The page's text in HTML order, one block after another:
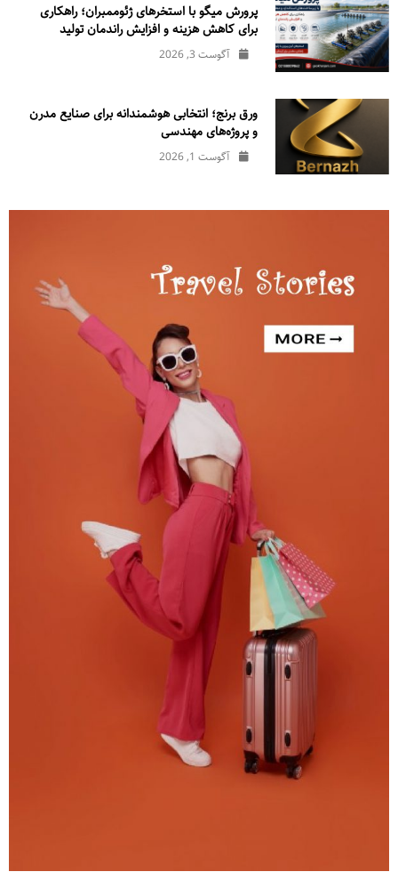
پرورش میگو با استخرهای ژئوممبران؛ راهکاری
برای کاهش هزینه و افزایش راندمان تولید
آگوست 3, 2026
ورق برنج؛ انتخابی هوشمندانه برای صنایع مدرن
و پروژه‌های مهندسی
آگوست 1, 2026